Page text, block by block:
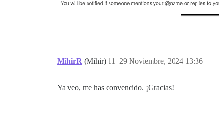
MihirR (Mihir) 29 Noviembre, 2024 13:36
11
Ya veo, me has convencido. ¡Gracias!